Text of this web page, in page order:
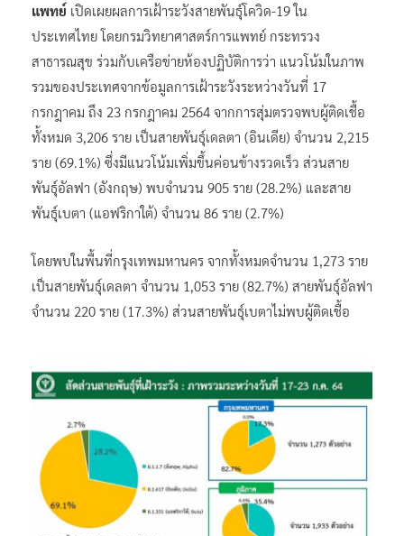
แพทย์ เปิดเผยผลการเฝ้าระวังสายพันธุ์โควิด-19 ใน
ประเทศไทย โดยกรมวิทยาศาสตร์การแพทย์ กระทรวง
สาธารณสุข ร่วมกับเครือข่ายห้องปฏิบัติการว่า แนวโน้มในภาพ
รวมของประเทศจากข้อมูลการเฝ้าระวังระหว่างวันที่ 17
กรกฎาคม ถึง 23 กรกฎาคม 2564 จากการสุ่มตรวจพบผู้ติดเชื้อ
ทั้งหมด 3,206 ราย เป็นสายพันธุ์เดลตา (อินเดีย) จำนวน 2,215
ราย (69.1%) ซึ่งมีแนวโน้มเพิ่มขึ้นค่อนข้างรวดเร็ว ส่วนสาย
พันธุ์อัลฟา (อังกฤษ) พบจำนวน 905 ราย (28.2%) และสาย
พันธุ์เบตา (แอฟริกาใต้) จำนวน 86 ราย (2.7%)
โดยพบในพื้นที่กรุงเทพมหานคร จากทั้งหมดจำนวน 1,273 ราย
เป็นสายพันธุ์เดลตา จำนวน 1,053 ราย (82.7%) สายพันธุ์อัลฟา
จำนวน 220 ราย (17.3%) ส่วนสายพันธุ์เบตาไม่พบผู้ติดเชื้อ